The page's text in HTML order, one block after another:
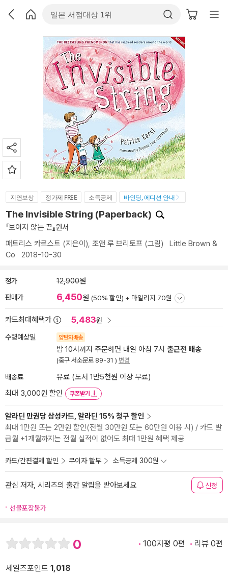
지연보상 정가제 FREE 소득공제 바인딩, 에디션 안내
The Invisible String (Paperback)
『보이지 않는 끈』원서
패트리스 카르스트 (지은이), 조앤 루 브리토프 (그림) Little Brown &
Co 2018-10-30
정가 12,900원
판매가 6,450원 (50% 할인) + 마일리지 70원
카드최대혜택가 5,483원
수령예상일 양탄자배송
밤 10시까지 주문하면 내일 아침 7시 출근전 배송
(중구 서소문로 89-31 ) 변경
배송료
유료 (도서 1만5천원 이상 무료)
최대 3,000원 할인
쿠폰받기
알라딘 만권당 삼성카드, 알라딘 15% 청구 할인
최대 1만원 또는 2만원 할인(전월 30만원 또는 60만원 이용 시) / 카드 발
급월 +1개월까지는 전월 실적이 없어도 최대 1만원 혜택 제공
카드/간편결제 할인 무이자 할부 소득공제 300원
관심 저자, 시리즈의 출간 알림을 받아보세요 신청
선물포장불가
0 100자평 0편 리뷰 0편
세일즈포인트 1,018